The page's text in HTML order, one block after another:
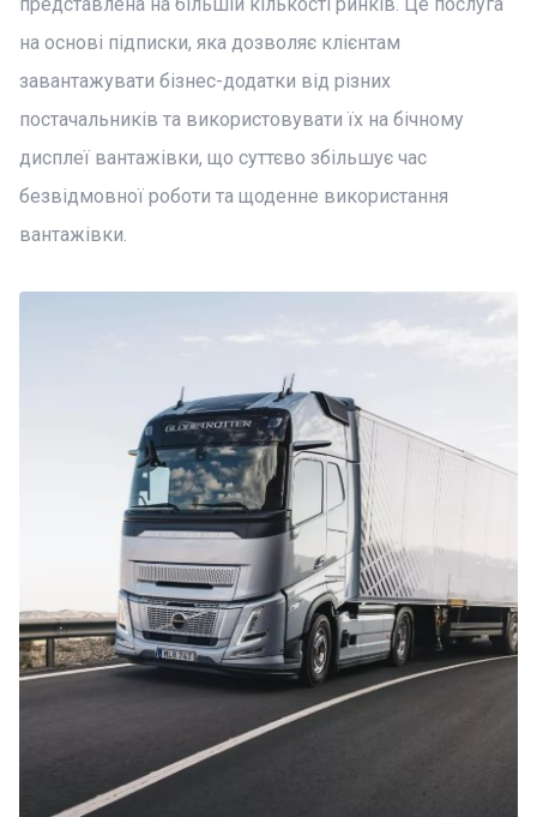
на основі підписки, яка дозволяє клієнтам
завантажувати бізнес-додатки від різних
постачальників та використовувати їх на бічному
дисплеї вантажівки, що суттєво збільшує час
безвідмовної роботи та щоденне використання
вантажівки.